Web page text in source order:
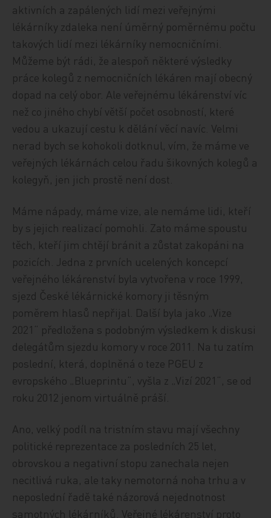
aktivních a zapálených lidí mezi veřejnými
lékárníky zdaleka není úměrný poměrnému počtu
takových lidí mezi lékárníky nemocničními.
Můžeme být rádi, že alespoň některé výsledky
práce kolegů z nemocničních lékáren mají obecný
dopad na celý obor. Ale veřejnému lékárenství víc
než co jiného chybí větší počet osobností, které
vedou a ukazují cestu k dělání věcí navíc. Velmi
nerad bych se kohokoli dotknul, vím, že máme ve
veřejných lékárnách celou řadu šikovných kolegů a
kolegyň, jen jich prostě není dost.
Máme nápady, máme vize, ale nemáme lidi, kteří
by s jejich realizací pomohli. Zato máme spoustu
těch, kteří jim chtějí bránit a zůstat zakopáni na
pozicích. Jedna z prvních ucelených koncepcí
veřejného lékárenství byla vytvořena v roce 1999,
sjezd České lékárnické komory ji těsným
poměrem hlasů nepřijal. Další byla jako „Vize
2021“ předložena s podobným výsledkem k diskusi
delegátům sjezdu komory v roce 2011. Na tu zatím
poslední, která, doplněná o teze PGEU z
evropského „Blueprintu“, vyšla z „Vizí 2021“, se od
roku 2012 jenom virtuálně práší.
Ano, velký podíl na tristním stavu mají všechny
politické reprezentace za posledních 25 let,
obrovskou a negativní stopu zanechala nejen
necitlivá ruka, ale taky nemotorná noha trhu a v
neposlední řadě také názorová nejednotnost
samotných lékárníků. Veřejné lékárenství proto